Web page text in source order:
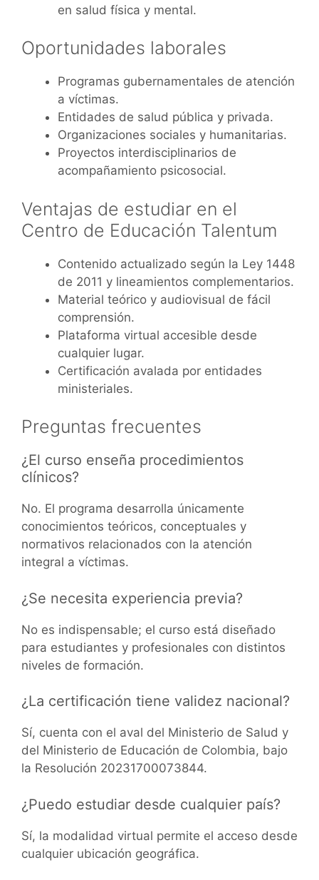
en salud física y mental.
Oportunidades laborales
Programas gubernamentales de atención
a víctimas.
Entidades de salud pública y privada.
Organizaciones sociales y humanitarias.
Proyectos interdisciplinarios de
acompañamiento psicosocial.
Ventajas de estudiar en el
Centro de Educación Talentum
Contenido actualizado según la Ley 1448
de 2011 y lineamientos complementarios.
Material teórico y audiovisual de fácil
comprensión.
Plataforma virtual accesible desde
cualquier lugar.
Certificación avalada por entidades
ministeriales.
Preguntas frecuentes
¿El curso enseña procedimientos
clínicos?
No. El programa desarrolla únicamente
conocimientos teóricos, conceptuales y
normativos relacionados con la atención
integral a víctimas.
¿Se necesita experiencia previa?
No es indispensable; el curso está diseñado
para estudiantes y profesionales con distintos
niveles de formación.
¿La certificación tiene validez nacional?
Sí, cuenta con el aval del Ministerio de Salud y
del Ministerio de Educación de Colombia, bajo
la Resolución 20231700073844.
¿Puedo estudiar desde cualquier país?
Sí, la modalidad virtual permite el acceso desde
cualquier ubicación geográfica.